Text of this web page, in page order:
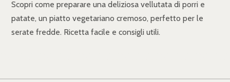
Scopri come preparare una deliziosa vellutata di porri e
patate, un piatto vegetariano cremoso, perfetto per le
serate fredde. Ricetta facile e consigli utili.